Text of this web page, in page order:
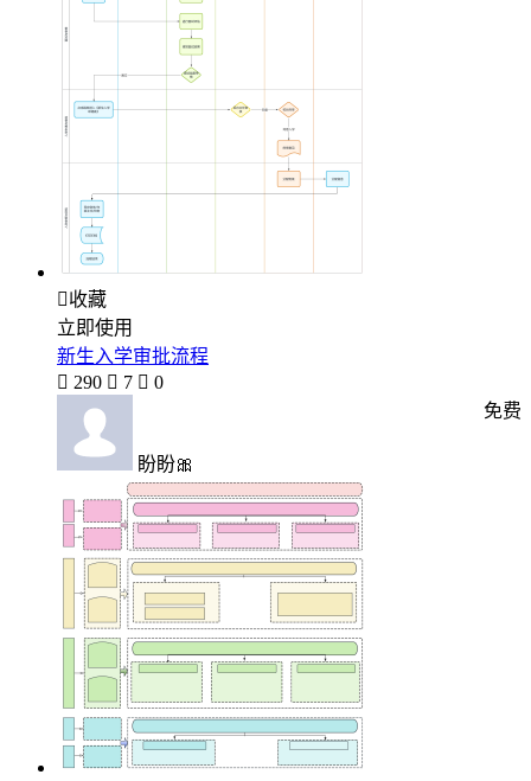
收藏
立即使用
新生入学审批流程
 290  7  0
盼盼🎀
免费